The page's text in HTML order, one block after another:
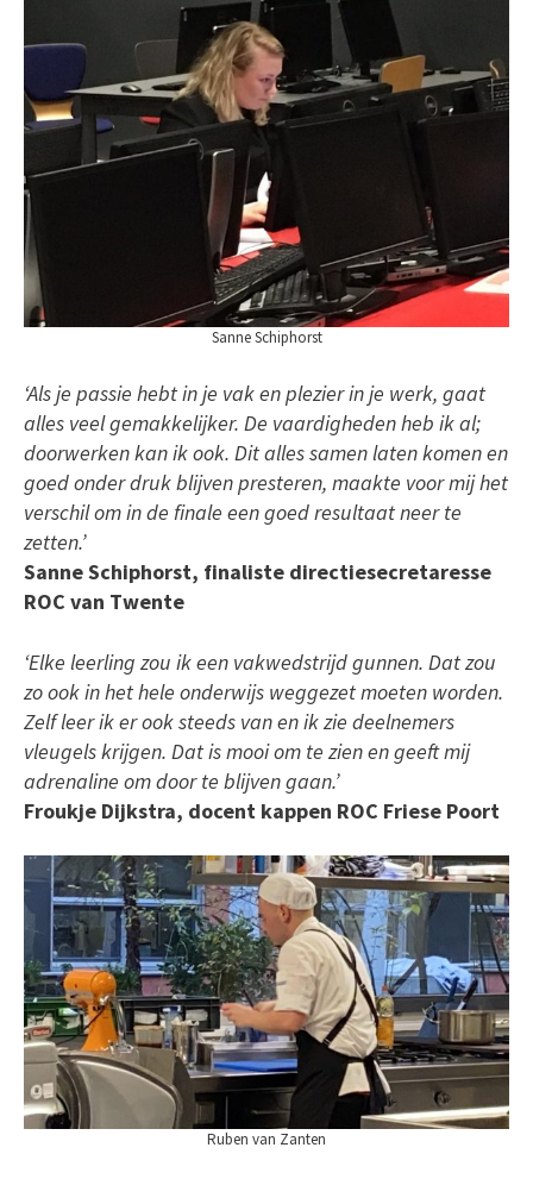
Sanne Schiphorst
‘Als je passie hebt in je vak en plezier in je werk, gaat
alles veel gemakkelijker. De vaardigheden heb ik al;
doorwerken kan ik ook. Dit alles samen laten komen en
goed onder druk blijven presteren, maakte voor mij het
verschil om in de finale een goed resultaat neer te
zetten.’
Sanne Schiphorst, finaliste directiesecretaresse
ROC van Twente
‘Elke leerling zou ik een vakwedstrijd gunnen. Dat zou
zo ook in het hele onderwijs weggezet moeten worden.
Zelf leer ik er ook steeds van en ik zie deelnemers
vleugels krijgen. Dat is mooi om te zien en geeft mij
adrenaline om door te blijven gaan.’
Froukje Dijkstra, docent kappen ROC Friese Poort
Ruben van Zanten